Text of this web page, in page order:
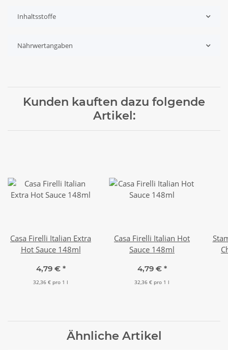
Inhaltsstoffe
Nährwertangaben
Kunden kauften dazu folgende
Artikel:
Casa Firelli Italian Extra
Hot Sauce 148ml
4,79 € *
32,36 € pro 1 l
Casa Firelli Italian Hot
Sauce 148ml
4,79 € *
32,36 € pro 1 l
Ähnliche Artikel